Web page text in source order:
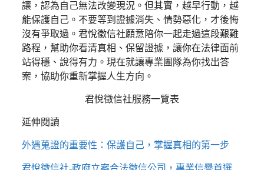
讓，認為自己無法改變現況。但其實，越早行動，越
能保護自己。不要等到證據消失、情勢惡化，才後悔
沒有爭取過。君悅徵信社願意陪你一起走過這段艱難
路程，幫助你看清真相、保留證據，讓你在法律面前
站得穩、說得有力。現在就讓專業團隊為你找出答
案，協助你重新掌握人生方向。
君悅徵信社服務一覽表
延伸閱讀
外遇蒐證的重要性：保護自己，掌握真相的第一步
君悅徵信社-政府立案合法徵信公司，專業信譽首選